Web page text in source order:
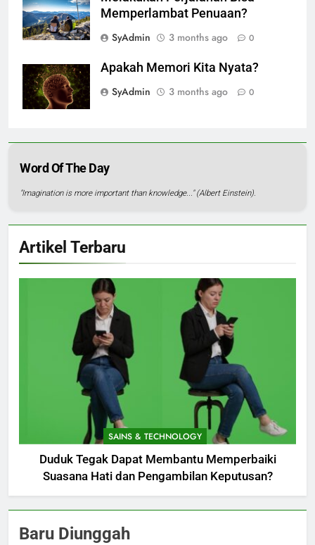
Memperlambat Penuaan?
SyAdmin
3 months ago 0
Apakah Memori Kita Nyata?
SyAdmin
3 months ago 0
Word Of The Day
"Imagination is more important than knowledge..." (Albert Einstein).
Artikel Terbaru
SAINS & TECHNOLOGY
Duduk Tegak Dapat Membantu Memperbaiki
Suasana Hati dan Pengambilan Keputusan?
Baru Diunggah